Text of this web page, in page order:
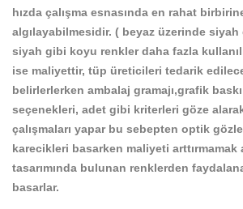
hızda çalışma esnasında en rahat
algılayabilmesidir. ( beyaz üzerinde
siyah gibi koyu renkler daha fazla
ise maliyettir, tüp üreticileri tedarik
belirlerlerken ambalaj gramajı,grafik
seçenekleri, adet gibi kriterleri göze
çalışmaları yapar bu sebepten optik
karecikleri basarken maliyeti arttırmamak
tasarımında bulunan renklerden
basarlar.